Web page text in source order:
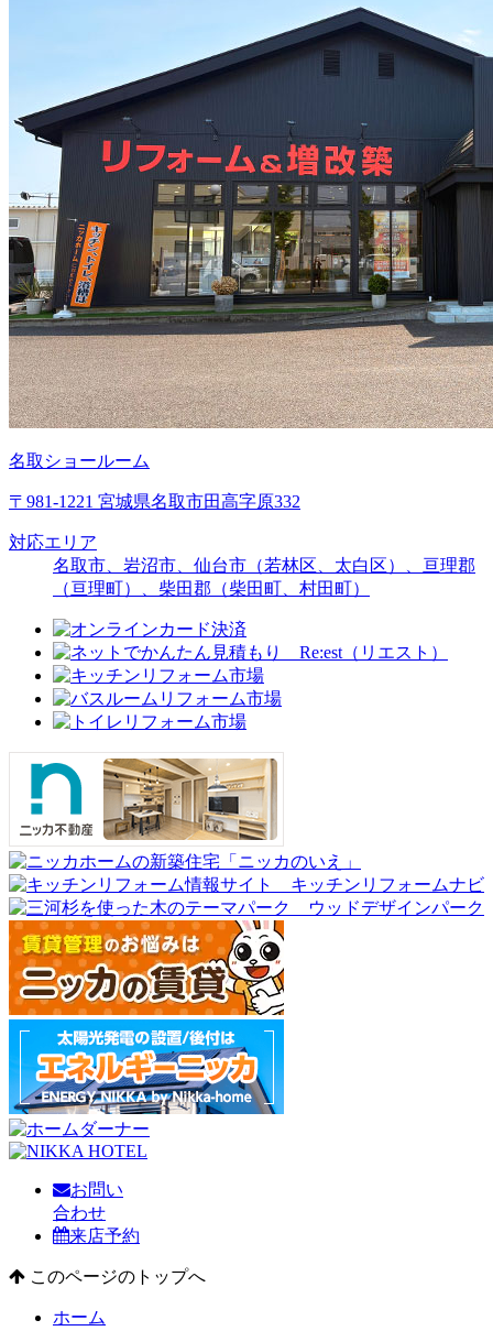
名取ショールーム
〒981-1221 宮城県名取市田高字原332
対応エリア
名取市、岩沼市、仙台市（若林区、太白区）、亘理郡
（亘理町）、柴田郡（柴田町、村田町）
お問い
合わせ
来店予約
このページのトップへ
ホーム